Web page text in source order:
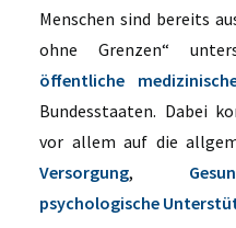
Menschen sind bereits
ohne Grenzen“
öffentliche
Bundesstaaten. Dabei
vor allem auf die
Versorgung,
psychologische